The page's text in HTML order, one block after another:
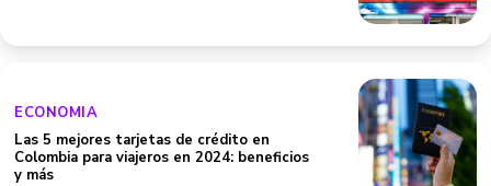
ECONOMIA
Las 5 mejores tarjetas de crédito en
Colombia para viajeros en 2024: beneficios
y más